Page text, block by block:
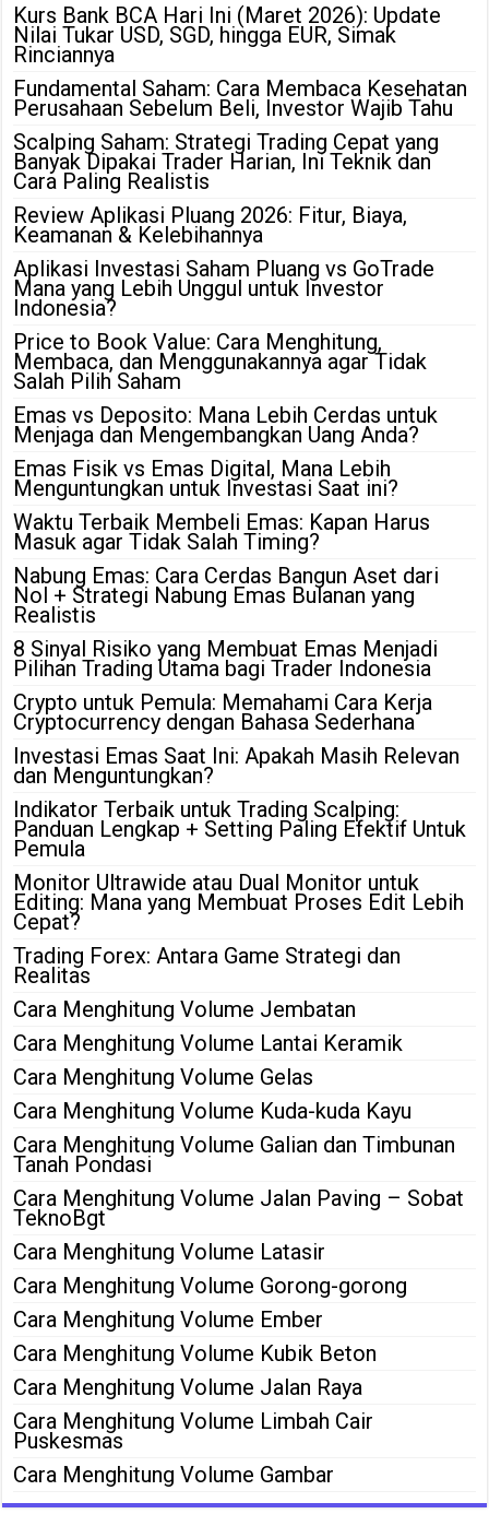
Kurs Bank BCA Hari Ini (Maret 2026): Update
Nilai Tukar USD, SGD, hingga EUR, Simak
Rinciannya
Fundamental Saham: Cara Membaca Kesehatan
Perusahaan Sebelum Beli, Investor Wajib Tahu
Scalping Saham: Strategi Trading Cepat yang
Banyak Dipakai Trader Harian, Ini Teknik dan
Cara Paling Realistis
Review Aplikasi Pluang 2026: Fitur, Biaya,
Keamanan & Kelebihannya
Aplikasi Investasi Saham Pluang vs GoTrade
Mana yang Lebih Unggul untuk Investor
Indonesia?
Price to Book Value: Cara Menghitung,
Membaca, dan Menggunakannya agar Tidak
Salah Pilih Saham
Emas vs Deposito: Mana Lebih Cerdas untuk
Menjaga dan Mengembangkan Uang Anda?
Emas Fisik vs Emas Digital, Mana Lebih
Menguntungkan untuk Investasi Saat ini?
Waktu Terbaik Membeli Emas: Kapan Harus
Masuk agar Tidak Salah Timing?
Nabung Emas: Cara Cerdas Bangun Aset dari
Nol + Strategi Nabung Emas Bulanan yang
Realistis
8 Sinyal Risiko yang Membuat Emas Menjadi
Pilihan Trading Utama bagi Trader Indonesia
Crypto untuk Pemula: Memahami Cara Kerja
Cryptocurrency dengan Bahasa Sederhana
Investasi Emas Saat Ini: Apakah Masih Relevan
dan Menguntungkan?
Indikator Terbaik untuk Trading Scalping:
Panduan Lengkap + Setting Paling Efektif Untuk
Pemula
Monitor Ultrawide atau Dual Monitor untuk
Editing: Mana yang Membuat Proses Edit Lebih
Cepat?
Trading Forex: Antara Game Strategi dan
Realitas
Cara Menghitung Volume Jembatan
Cara Menghitung Volume Lantai Keramik
Cara Menghitung Volume Gelas
Cara Menghitung Volume Kuda-kuda Kayu
Cara Menghitung Volume Galian dan Timbunan
Tanah Pondasi
Cara Menghitung Volume Jalan Paving – Sobat
TeknoBgt
Cara Menghitung Volume Latasir
Cara Menghitung Volume Gorong-gorong
Cara Menghitung Volume Ember
Cara Menghitung Volume Kubik Beton
Cara Menghitung Volume Jalan Raya
Cara Menghitung Volume Limbah Cair
Puskesmas
Cara Menghitung Volume Gambar